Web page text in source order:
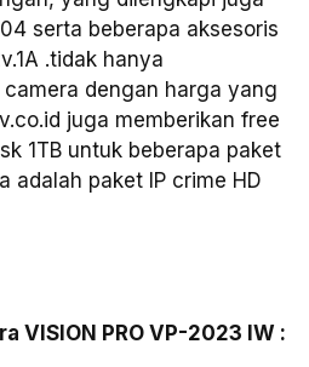
serta beberapa aksesoris
.tidak hanya
dengan harga yang
juga memberikan free
1TB untuk beberapa paket
adalah paket IP crime HD
VISION PRO VP-2023 IW :